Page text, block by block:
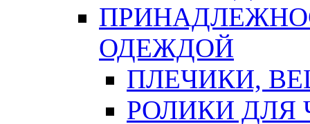
ОДЕЖДОЙ
ПЛЕЧИКИ,
РОЛИКИ ДЛЯ